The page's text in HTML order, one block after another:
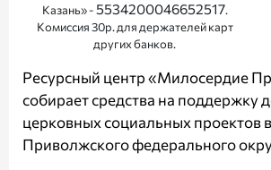
Казань» -5534200046652517.
Комиссия 30р. для держателей карт
других банков.
Ресурсный центр «Милосердие
собирает средства на поддержку
церковных социальных проектов
Приволжского федерального